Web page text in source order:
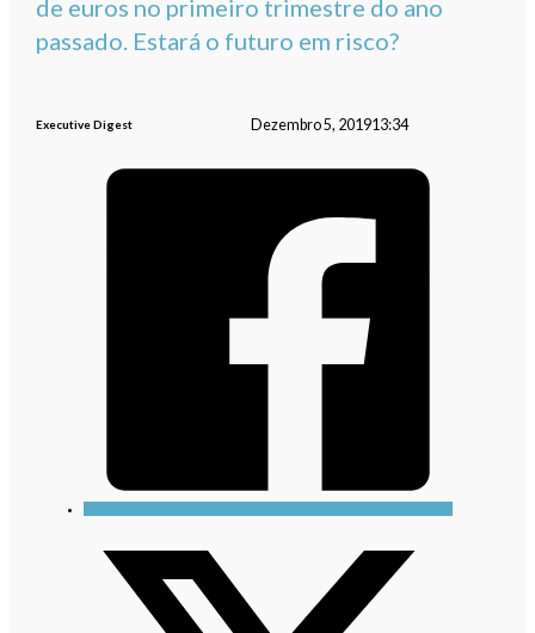
de euros no primeiro trimestre do ano
passado. Estará o futuro em risco?
Executive Digest Dezembro 5, 201913:34